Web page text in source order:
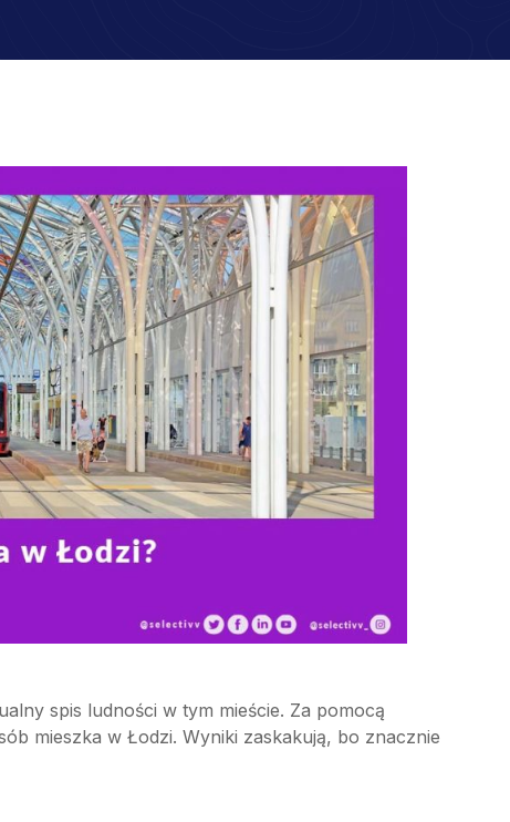
spis ludności w tym mieście. Za pomocą
mieszka w Łodzi. Wyniki zaskakują, bo znacznie